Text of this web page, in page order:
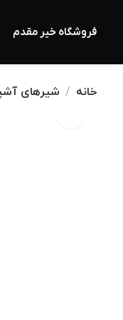
فروشگاه خیر مقدم
خانه شیرهای